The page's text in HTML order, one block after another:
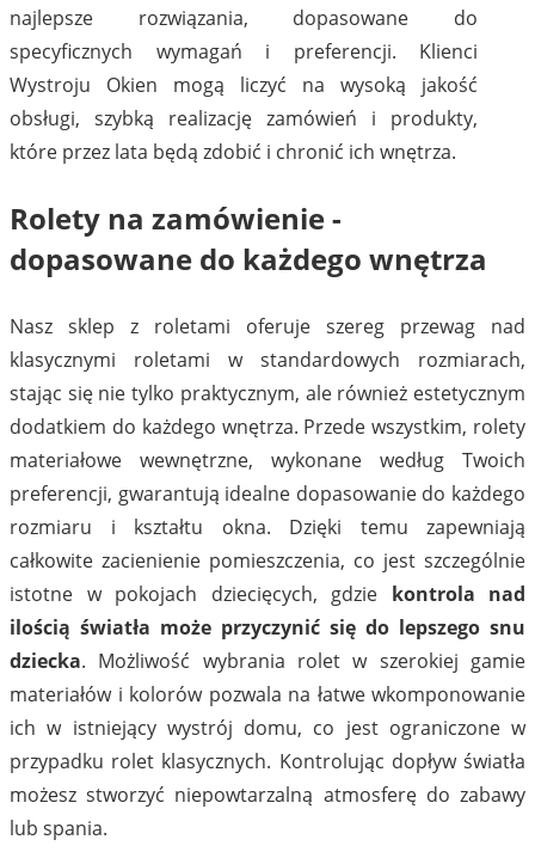
najlepsze rozwiązania, dopasowane do
specyficznych wymagań i preferencji. Klienci
Wystroju Okien mogą liczyć na wysoką jakość
obsługi, szybką realizację zamówień i produkty,
które przez lata będą zdobić i chronić ich wnętrza.
Rolety na zamówienie -
dopasowane do każdego wnętrza
Nasz sklep z roletami oferuje szereg przewag nad
klasycznymi roletami w standardowych rozmiarach,
stając się nie tylko praktycznym, ale również estetycznym
dodatkiem do każdego wnętrza. Przede wszystkim, rolety
materiałowe wewnętrzne, wykonane według Twoich
preferencji, gwarantują idealne dopasowanie do każdego
rozmiaru i kształtu okna. Dzięki temu zapewniają
całkowite zacienienie pomieszczenia, co jest szczególnie
istotne w pokojach dziecięcych, gdzie kontrola nad
ilością światła może przyczynić się do lepszego snu
dziecka. Możliwość wybrania rolet w szerokiej gamie
materiałów i kolorów pozwala na łatwe wkomponowanie
ich w istniejący wystrój domu, co jest ograniczone w
przypadku rolet klasycznych. Kontrolując dopływ światła
możesz stworzyć niepowtarzalną atmosferę do zabawy
lub spania.